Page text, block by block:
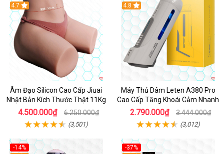
4.7
Âm Đạo Silicon Cao Cấp Jiuai
Nhật Bản Kích Thước Thật 11Kg
4.500.000₫ 6.250.000₫
(3,501)
Hot
4.8
Máy Thủ Dâm Leten A380 Pro
Cao Cấp Tăng Khoái Cảm Nhanh
2.790.000₫ 3.444.000₫
(3,012)
-14%
-37%